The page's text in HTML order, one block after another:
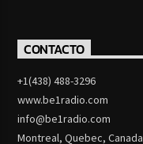
CONTACTO
+1(438) 488-3296
www.be1radio.com
info@be1radio.com
Montreal, Quebec, Canada